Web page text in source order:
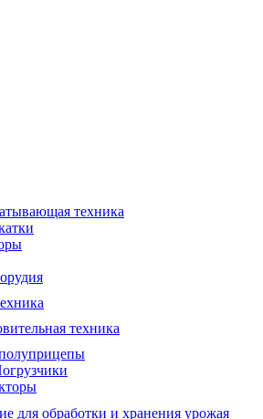
техника
техника
для обработки и хранения урожая